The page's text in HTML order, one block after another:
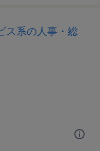
ス系の人事・総